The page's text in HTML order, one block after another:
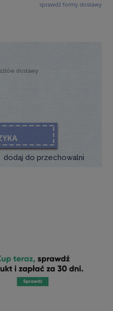
kosztów płatności
sprawdź formy dostawy
dostawy
dodaj do przechowalni